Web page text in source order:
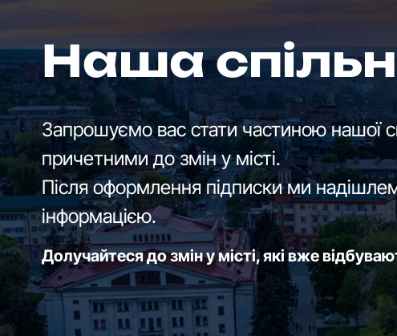
Наша
Запрошуємо вас стати частиною нашої
причетними до змін у місті.
Після оформлення підписки ми
інформацією.
Долучайтеся до змін у місті, які вже